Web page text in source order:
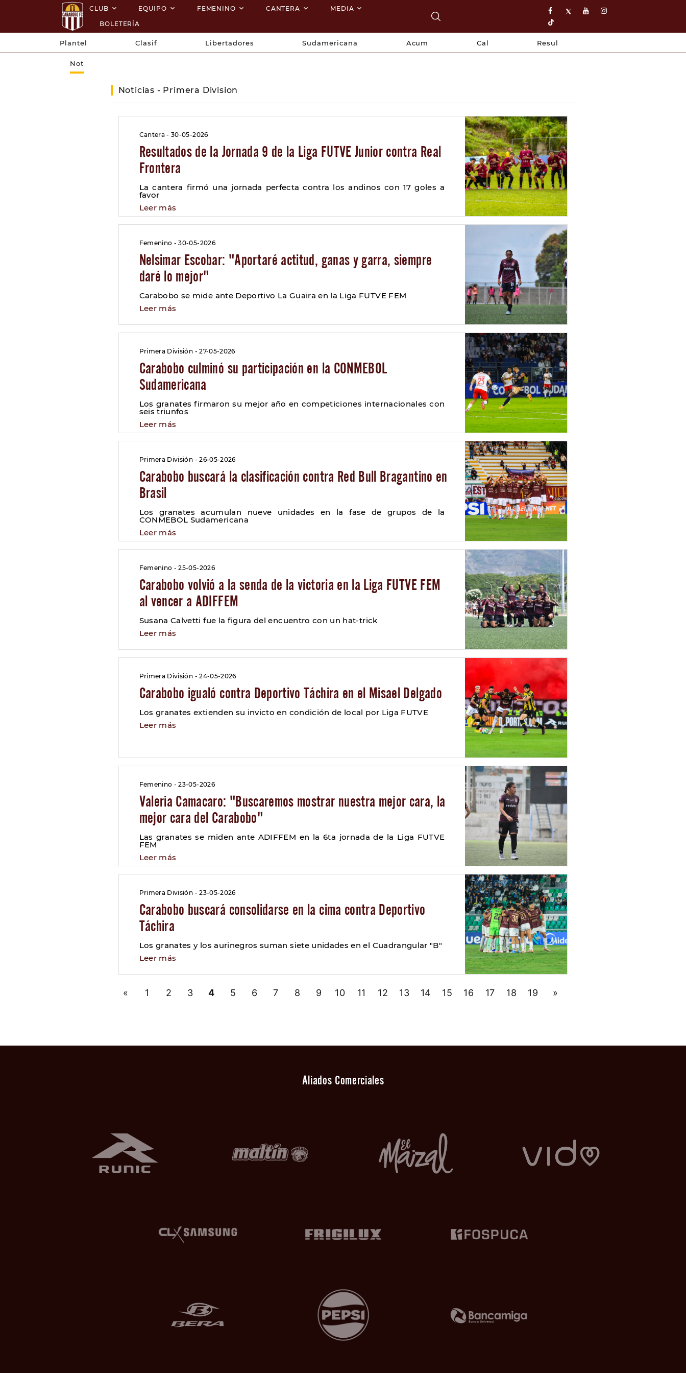
CLUB EQUIPO FEMENINO CANTERA
MEDIA
BOLETERÍA
Plantel Clasif Libertadores Sudamericana Acum Cal Resul
Not
Noticias - Primera Division
Cantera - 30-05-2026
Resultados de la Jornada 9 de la Liga FUTVE Junior contra Real
Frontera
La cantera firmó una jornada perfecta contra los andinos con 17 goles a
favor
Leer más
Femenino - 30-05-2026
Nelsimar Escobar: "Aportaré actitud, ganas y garra, siempre
daré lo mejor"
Carabobo se mide ante Deportivo La Guaira en la Liga FUTVE FEM
Leer más
Primera División - 27-05-2026
Carabobo culminó su participación en la CONMEBOL
Sudamericana
Los granates firmaron su mejor año en competiciones internacionales con
seis triunfos
Leer más
Primera División - 26-05-2026
Carabobo buscará la clasificación contra Red Bull Bragantino en
Brasil
Los granates acumulan nueve unidades en la fase de grupos de la
CONMEBOL Sudamericana
Leer más
Femenino - 25-05-2026
Carabobo volvió a la senda de la victoria en la Liga FUTVE FEM
al vencer a ADIFFEM
Susana Calvetti fue la figura del encuentro con un hat-trick
Leer más
Primera División - 24-05-2026
Carabobo igualó contra Deportivo Táchira en el Misael Delgado
Los granates extienden su invicto en condición de local por Liga FUTVE
Leer más
Femenino - 23-05-2026
Valeria Camacaro: "Buscaremos mostrar nuestra mejor cara, la
mejor cara del Carabobo"
Las granates se miden ante ADIFFEM en la 6ta jornada de la Liga FUTVE
FEM
Leer más
Primera División - 23-05-2026
Carabobo buscará consolidarse en la cima contra Deportivo
Táchira
Los granates y los aurinegros suman siete unidades en el Cuadrangular "B"
Leer más
« 1 2 3 4 5 6 7 8 9 10 11 12 13 14 15 16 17 18 19 »
Aliados Comerciales